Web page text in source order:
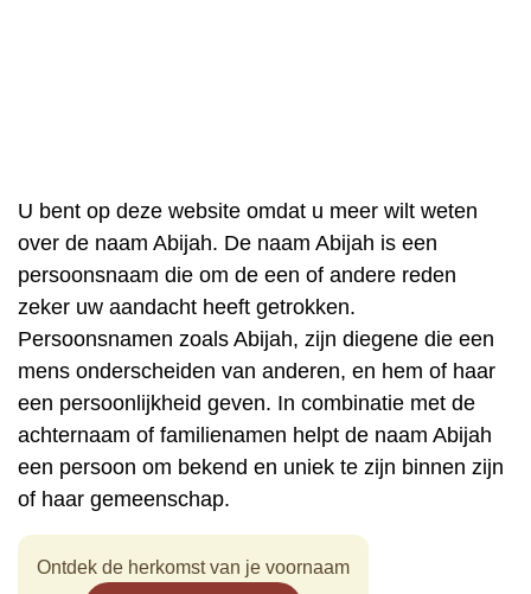
U bent op deze website omdat u meer wilt weten
over de naam Abijah. De naam Abijah is een
persoonsnaam die om de een of andere reden
zeker uw aandacht heeft getrokken.
Persoonsnamen zoals Abijah, zijn diegene die een
mens onderscheiden van anderen, en hem of haar
een persoonlijkheid geven. In combinatie met de
achternaam of familienamen helpt de naam Abijah
een persoon om bekend en uniek te zijn binnen zijn
of haar gemeenschap.
Ontdek de herkomst van je voornaam